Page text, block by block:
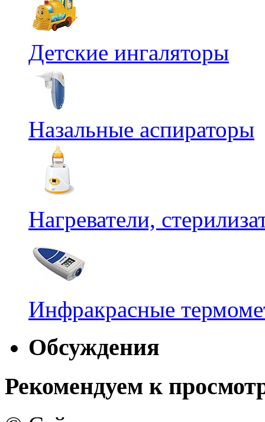
Детские ингаляторы
Назальные аспираторы
Нагреватели,
Инфракрасные
Обсуждения
Рекомендуем к